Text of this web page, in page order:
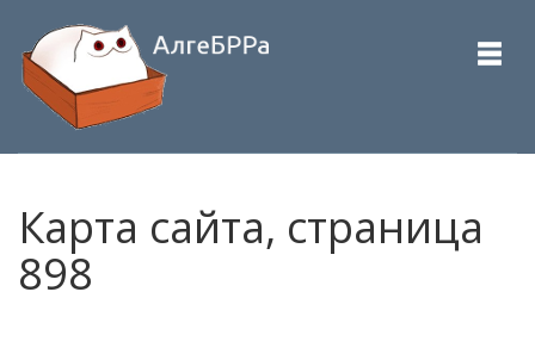
Карта сайта, страница
898